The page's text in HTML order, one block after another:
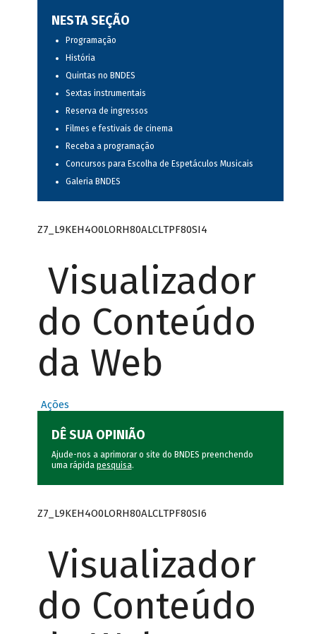
NESTA SEÇÃO
Programação
História
Quintas no BNDES
Sextas instrumentais
Reserva de ingressos
Filmes e festivais de cinema
Receba a programação
Concursos para Escolha de Espetáculos Musicais
Galeria BNDES
Z7_L9KEH4O0LORH80ALCLTPF80SI4
Visualizador
do Conteúdo
da Web
Ações
DÊ SUA OPINIÃO
Ajude-nos a aprimorar o site do BNDES preenchendo
uma rápida pesquisa.
Z7_L9KEH4O0LORH80ALCLTPF80SI6
Visualizador
do Conteúdo